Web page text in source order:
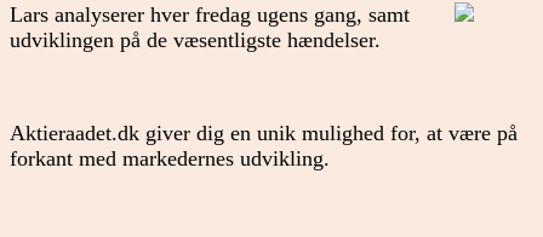
Lars analyserer hver fredag ugens gang, samt
udviklingen på de væsentligste hændelser.
Aktieraadet.dk giver dig en unik mulighed for, at være på
forkant med markedernes udvikling.